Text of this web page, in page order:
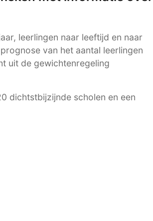
leerlingen naar leeftijd en naar
van het aantal leerlingen
uit de gewichtenregeling
dichtstbijzijnde scholen en een